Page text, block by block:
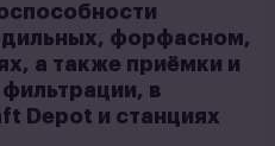
форфасном,
а также приёмки и
в
Depot и станциях